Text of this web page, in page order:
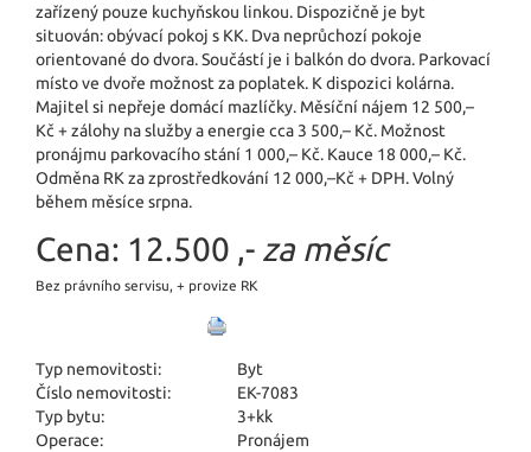
zařízený pouze kuchyňskou linkou. Dispozičně je byt
situován: obývací pokoj s KK. Dva neprůchozí pokoje
orientované do dvora. Součástí je i balkón do dvora. Parkovací
místo ve dvoře možnost za poplatek. K dispozici kolárna.
Majitel si nepřeje domácí mazlíčky. Měsíční nájem 12 500,–
Kč + zálohy na služby a energie cca 3 500,– Kč. Možnost
pronájmu parkovacího stání 1 000,– Kč. Kauce 18 000,– Kč.
Odměna RK za zprostředkování 12 000,–Kč + DPH. Volný
během měsíce srpna.
Cena: 12.500 ,- za měsíc
Bez právního servisu, + provize RK
Typ nemovitosti:
Byt
Číslo nemovitosti:
EK-7083
Typ bytu:
3+kk
Operace:
Pronájem